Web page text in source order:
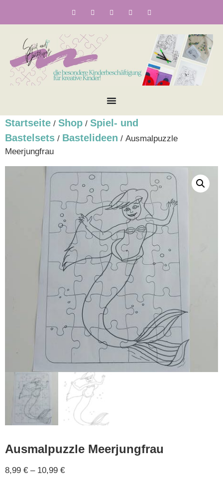
Startseite / Shop / Spiel- und
Bastelsets / Bastelideen / Ausmalpuzzle
Meerjungfrau
Ausmalpuzzle Meerjungfrau
8,99 € – 10,99 €